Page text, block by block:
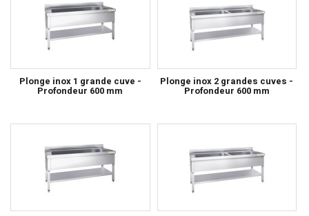
Plonge inox 1 grande cuve -
Profondeur 600 mm
Plonge inox 2 grandes cuves -
Profondeur 600 mm